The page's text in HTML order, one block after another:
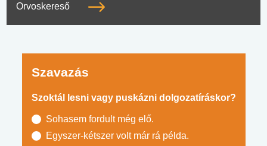
Orvoskereső
Szavazás
Szoktál lesni vagy puskázni dolgozatíráskor?
Sohasem fordult még elő.
Egyszer-kétszer volt már rá példa.